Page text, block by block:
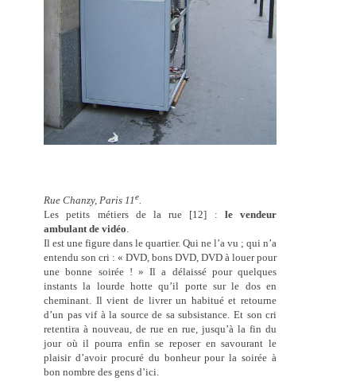
Rue Chanzy, Paris 11e.
Les petits métiers de la rue [12] : le vendeur
ambulant de vidéo.
Il est une figure dans le quartier. Qui ne l’a vu ; qui n’a
entendu son cri : « DVD, bons DVD, DVD à louer pour
une bonne soirée ! » Il a délaissé pour quelques
instants la lourde hotte qu’il porte sur le dos en
cheminant. Il vient de livrer un habitué et retourne
d’un pas vif à la source de sa subsistance. Et son cri
retentira à nouveau, de rue en rue, jusqu’à la fin du
jour où il pourra enfin se reposer en savourant le
plaisir d’avoir procuré du bonheur pour la soirée à
bon nombre des gens d’ici.